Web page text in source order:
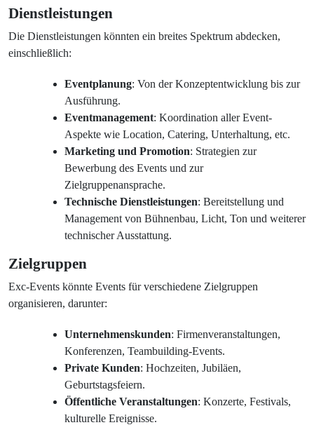
Dienstleistungen
Die Dienstleistungen könnten ein breites Spektrum abdecken,
einschließlich:
Eventplanung: Von der Konzeptentwicklung bis zur
Ausführung.
Eventmanagement: Koordination aller Event-
Aspekte wie Location, Catering, Unterhaltung, etc.
Marketing und Promotion: Strategien zur
Bewerbung des Events und zur
Zielgruppenansprache.
Technische Dienstleistungen: Bereitstellung und
Management von Bühnenbau, Licht, Ton und weiterer
technischer Ausstattung.
Zielgruppen
Exc-Events könnte Events für verschiedene Zielgruppen
organisieren, darunter:
Unternehmenskunden: Firmenveranstaltungen,
Konferenzen, Teambuilding-Events.
Private Kunden: Hochzeiten, Jubiläen,
Geburtstagsfeiern.
Öffentliche Veranstaltungen: Konzerte, Festivals,
kulturelle Ereignisse.